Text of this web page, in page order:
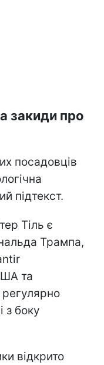
закиди про
посадовців
підтекст.
Тіль є